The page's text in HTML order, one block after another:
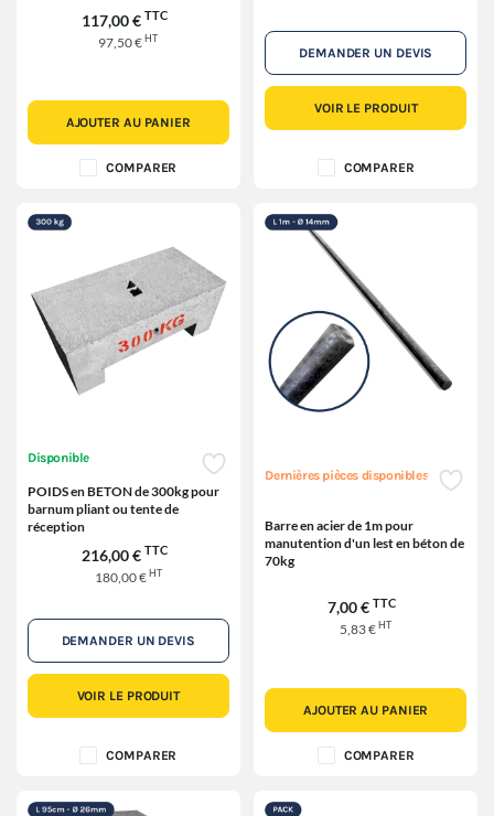
117,00 € TTC
97,50 €HT
AJOUTER AU PANIER
COMPARER
DEMANDER UN DEVIS
VOIR LE PRODUIT
COMPARER
Disponible
POIDS en BETON de 300kg pour
barnum pliant ou tente de
réception
216,00 € TTC
180,00 €HT
DEMANDER UN DEVIS
VOIR LE PRODUIT
COMPARER
Dernières pièces disponibles
Barre en acier de 1m pour
manutention d'un lest en béton de
70kg
7,00 € TTC
5,83 €HT
AJOUTER AU PANIER
COMPARER